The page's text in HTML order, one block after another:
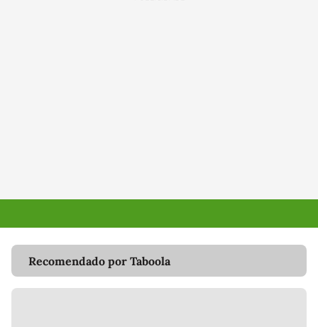
Recomendado por Taboola